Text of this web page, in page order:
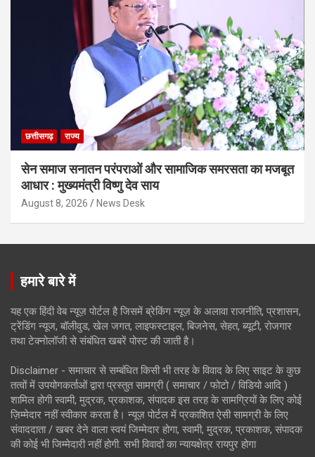
छत्तीसगढ़ राज्य
सेन समाज सनातन परंपराओं और सामाजिक समरसता का मजबूत
आधार : मुख्यमंत्री विष्णु देव साय
August 8, 2026 News Desk
हमारे बारे में
यह एक हिंदी वेब न्यूज़ पोर्टल है जिसमें ब्रेकिंग न्यूज़ के अलावा राजनीति, प्रशासन,
ट्रेंडिंग न्यूज, बॉलीवुड, खेल जगत, लाइफस्टाइल, बिजनेस, सेहत, ब्यूटी, रोजगार
तथा टेक्नोलॉजी से संबंधित खबरें पोस्ट की जाती है।
Disclaimer - समाचार से सम्बंधित किसी भी तरह के विवाद के लिए साइट के कुछ
तत्वों में उपयोगकर्ताओं द्वारा प्रस्तुत सामग्री ( समाचार / फोटो / विडियो आदि )
शामिल होगी स्वामी, मुद्रक, प्रकाशक, संपादक इस तरह के सामग्रियों के लिए कोई
ज़िम्मेदार नहीं स्वीकार करता है। न्यूज़ पोर्टल में प्रकाशित ऐसी सामग्री के लिए
संवाददाता / खबर देने वाला स्वयं जिम्मेदार होगा, स्वामी, मुद्रक, प्रकाशक, संपादक
की कोई भी जिम्मेदारी नहीं होगी. सभी विवादों का न्यायक्षेत्र रायपुर होगा